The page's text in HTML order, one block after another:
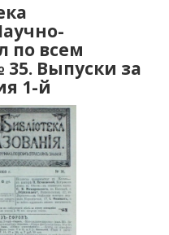
по всем
Выпуски за
1-й